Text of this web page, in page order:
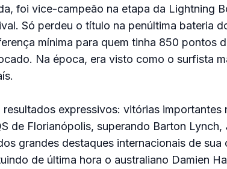
foi vice-campeão na etapa da Lightning
Só perdeu o título na penúltima bateria
mínima para quem tinha 850 pontos
Na época, era visto como o surfista
expressivos: vitórias importantes
de Florianópolis, superando Barton Lynch,
grandes destaques internacionais de sua
de última hora o australiano Damien